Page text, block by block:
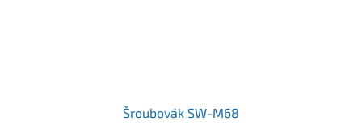
Šroubovák SW-M68